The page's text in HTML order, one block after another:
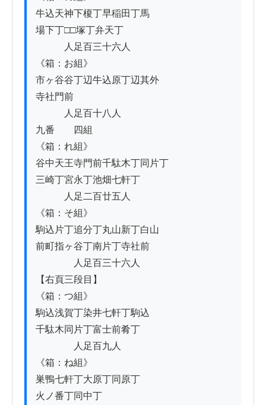
牛込天神下榎丁早稲田丁馬
場下丁□□塚丁弁天丁
人足百三十六人
《箱：お組》
市ヶ谷谷丁辺牛込原丁辺其外
寺社門前
人足百十八人
九番　　四組
《箱：れ組》
谷中天王寺門前千駄木丁同片丁
三崎丁宮永丁池畑七軒丁
人足二百廿五人
《箱：そ組》
駒込片丁追分丁丸山新丁白山
前町指ヶ谷丁南片丁寺社前
人足百三十六人
【右頁三段目】
《箱：つ組》
駒込浅賀丁染井七軒丁駒込
千駄木同片丁富士前肴丁
人足百九人
《箱：ね組》
巣鴨七軒丁大原丁同原丁
火ノ番丁同中丁